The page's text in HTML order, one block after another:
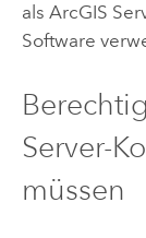
als ArcGIS
Software
Server-
müssen